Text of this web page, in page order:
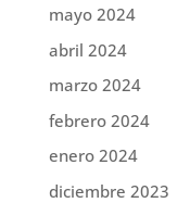
mayo 2024
abril 2024
marzo 2024
febrero 2024
enero 2024
diciembre 2023